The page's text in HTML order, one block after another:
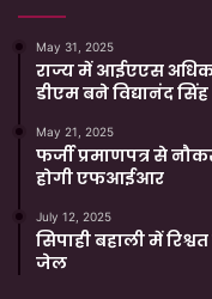
May 31, 2025
राज्य में आईएएस
डीएम बने विद्यानंद सिंह
May 21, 2025
फर्जी प्रमाणपत्र से
होगी एफआईआर
July 12, 2025
सिपाही बहाली में
जेल